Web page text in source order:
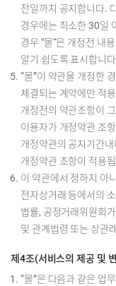
전일까지 공지합니다.
경우에는 최소한 30일
경우 "몰“은 개정전 내
알기 쉽도록 표시합니
“몰”이 약관을 개정한
체결되는 계약에만 적
개정전의 약관조항이
이용자가 개정약관 조
개정약관의 공지기간내
개정약관 조항이 적용
이 약관에서 정하지 아
전자상거래 등에서의
법률, 공정거래위원회
및 관계법령 또는 상관
제4조(서비스의 제공 및
“몰”은 다음과 같은 업